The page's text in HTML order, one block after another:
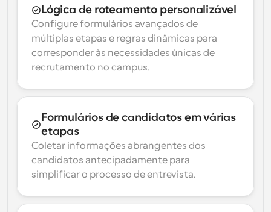
Lógica de roteamento personalizável
Configure formulários avançados de
múltiplas etapas e regras dinâmicas para
corresponder às necessidades únicas de
recrutamento no campus.
Formulários de candidatos em várias
etapas
Coletar informações abrangentes dos
candidatos antecipadamente para
simplificar o processo de entrevista.